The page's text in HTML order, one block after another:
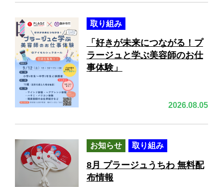
取り組み
2026.08.05
「好きが未来につながる！プ
ラージュと学ぶ美容師のお仕
事体験」
お知らせ 取り組み
8月 プラージュうちわ 無料配
布情報